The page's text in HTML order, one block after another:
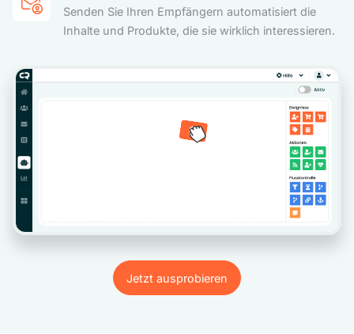
Senden Sie Ihren Empfängern automatisiert die
Inhalte und Produkte, die sie wirklich interessieren.
Jetzt ausprobieren
Jetzt ausprobieren